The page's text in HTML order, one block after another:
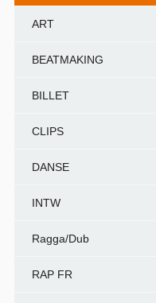
ART
BEATMAKING
BILLET
CLIPS
DANSE
INTW
Ragga/Dub
RAP FR